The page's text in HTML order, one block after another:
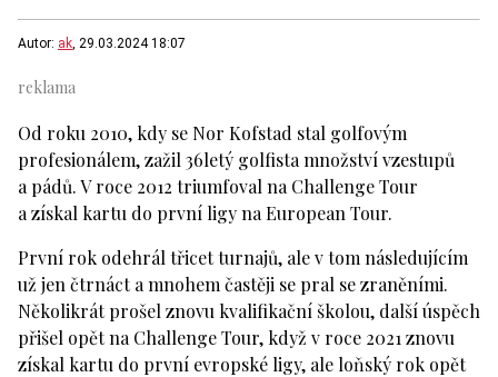
Autor: ak , 29.03.2024 18:07
Od roku 2010, kdy se Nor Kofstad stal golfovým
profesionálem, zažil 36letý golfista množství vzestupů
a pádů. V roce 2012 triumfoval na Challenge Tour
a získal kartu do první ligy na European Tour.
První rok odehrál třicet turnajů, ale v tom následujícím
už jen čtrnáct a mnohem častěji se pral se zraněními.
Několikrát prošel znovu kvalifikační školou, další úspěch
přišel opět na Challenge Tour, když v roce 2021 znovu
získal kartu do první evropské ligy, ale loňský rok opět